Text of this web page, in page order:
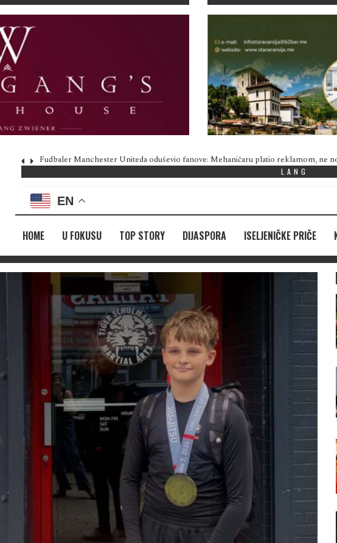
Fudbaler Manchester Uniteda oduševio fanove: Mehaničaru platio reklamom, ne
LANG
EN
HOME U FOKUSU TOP STORY DIJASPORA ISELJENIČKE PRIČE